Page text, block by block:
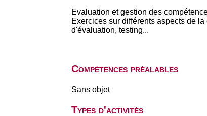
Evaluation et gestion des
Exercices sur différents aspects de
d'évaluation, testing...
Compétences préalables
Sans objet
Types d'activités